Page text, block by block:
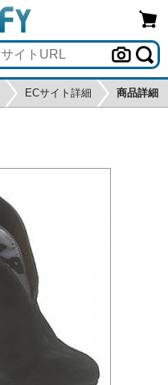
ECサイト詳細 商品詳細